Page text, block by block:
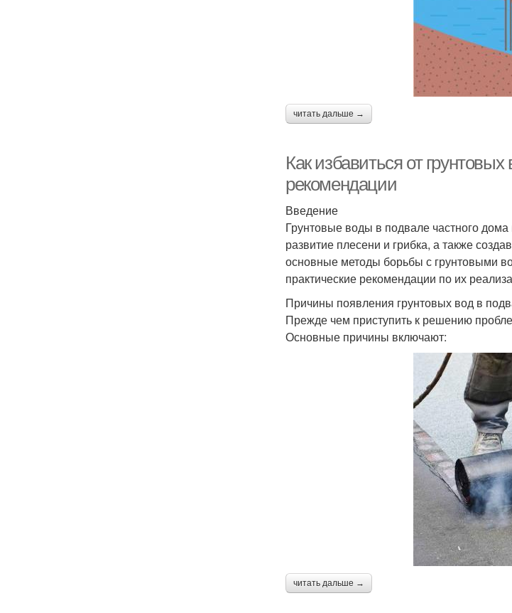
читать дальше →
Как избавиться от
рекомендации
Введение
Грунтовые воды в подвале частного
развитие плесени и грибка, а также
основные методы борьбы с грунтовыми
практические рекомендации по их
Причины появления грунтовых вод в
Прежде чем приступить к решению
Основные причины включают:
читать дальше →